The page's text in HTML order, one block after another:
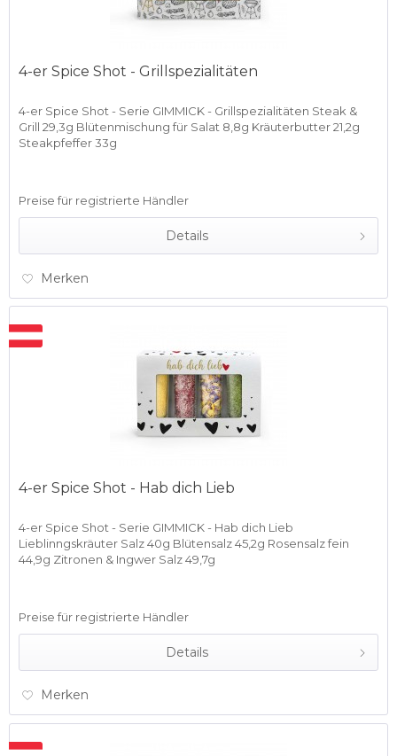
4-er Spice Shot - Grillspezialitäten
4-er Spice Shot - Serie GIMMICK - Grillspezialitäten Steak &
Grill 29,3g Blütenmischung für Salat 8,8g Kräuterbutter 21,2g
Steakpfeffer 33g
Preise für registrierte Händler
Details
Merken
4-er Spice Shot - Hab dich Lieb
4-er Spice Shot - Serie GIMMICK - Hab dich Lieb
Lieblinngskräuter Salz 40g Blütensalz 45,2g Rosensalz fein
44,9g Zitronen & Ingwer Salz 49,7g
Preise für registrierte Händler
Details
Merken